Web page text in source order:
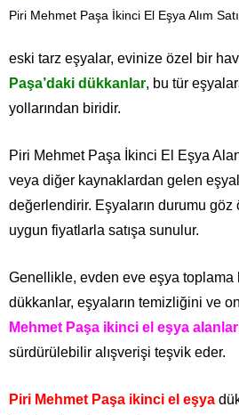
Piri Mehmet Paşa İkinci El Eşya Alım
eski tarz eşyalar, evinize özel bir
Paşa’daki dükkanlar, bu tür
yollarından biridir.
Piri Mehmet Paşa İkinci El Eşya
veya diğer kaynaklardan gelen
değerlendirir. Eşyaların durumu
uygun fiyatlarla satışa sunulur.
Genellikle, evden eve eşya toplama
dükkanlar, eşyaların temizliğini ve
Mehmet Paşa ikinci el eşya alanlar
sürdürülebilir alışverişi teşvik eder.
Piri Mehmet Paşa ikinci el eşya